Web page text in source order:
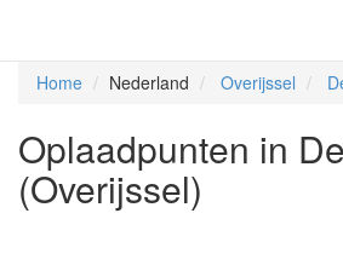
Home Nederland Overijssel
Oplaadpunten in
(Overijssel)